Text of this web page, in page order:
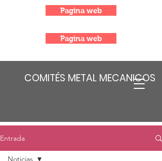
COMITÉS METAL MECANICOS
Pagina web
Pagina web
Entrada
Noticias